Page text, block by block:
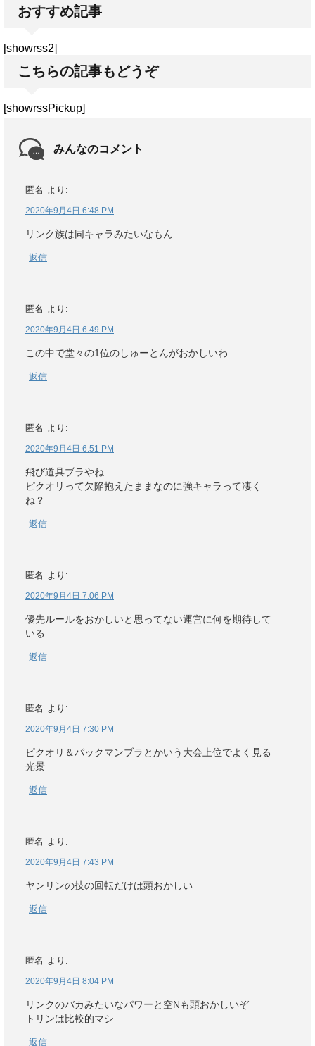
おすすめ記事
[showrss2]
こちらの記事もどうぞ
[showrssPickup]
みんなのコメント
匿名 より:
2020年9月4日 6:48 PM
リンク族は同キャラみたいなもん
返信
匿名 より:
2020年9月4日 6:49 PM
この中で堂々の1位のしゅーとんがおかしいわ
返信
匿名 より:
2020年9月4日 6:51 PM
飛び道具ブラやね
ピクオリって欠陥抱えたままなのに強キャラって凄く
ね？
返信
匿名 より:
2020年9月4日 7:06 PM
優先ルールをおかしいと思ってない運営に何を期待して
いる
返信
匿名 より:
2020年9月4日 7:30 PM
ピクオリ＆パックマンブラとかいう大会上位でよく見る
光景
返信
匿名 より:
2020年9月4日 7:43 PM
ヤンリンの技の回転だけは頭おかしい
返信
匿名 より:
2020年9月4日 8:04 PM
リンクのバカみたいなパワーと空Nも頭おかしいぞ
トリンは比較的マシ
返信